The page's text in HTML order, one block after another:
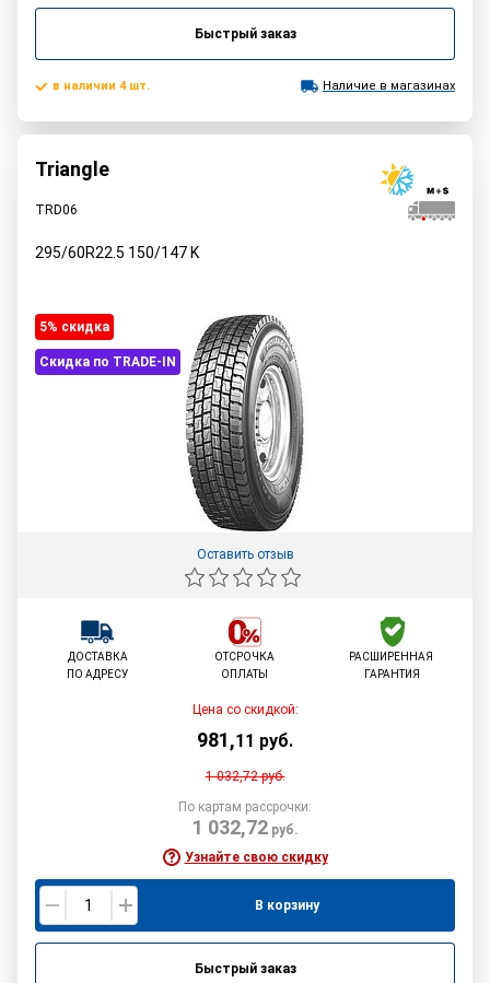
Быстрый заказ
в наличии 4 шт. Наличие в магазинах
Triangle
TRD06
295/60R22.5 150/147K
5% cкидка
Скидка по TRADE-IN
Оставить отзыв
ДОСТАВКА
ПО АДРЕСУ
ОТСРОЧКА
ОПЛАТЫ
РАСШИРЕННАЯ
ГАРАНТИЯ
Цена со скидкой:
981,11 руб.
1 032,72руб.
По картам рассрочки:
1 032,72руб.
Узнайте свою скидку
В корзину
Быстрый заказ